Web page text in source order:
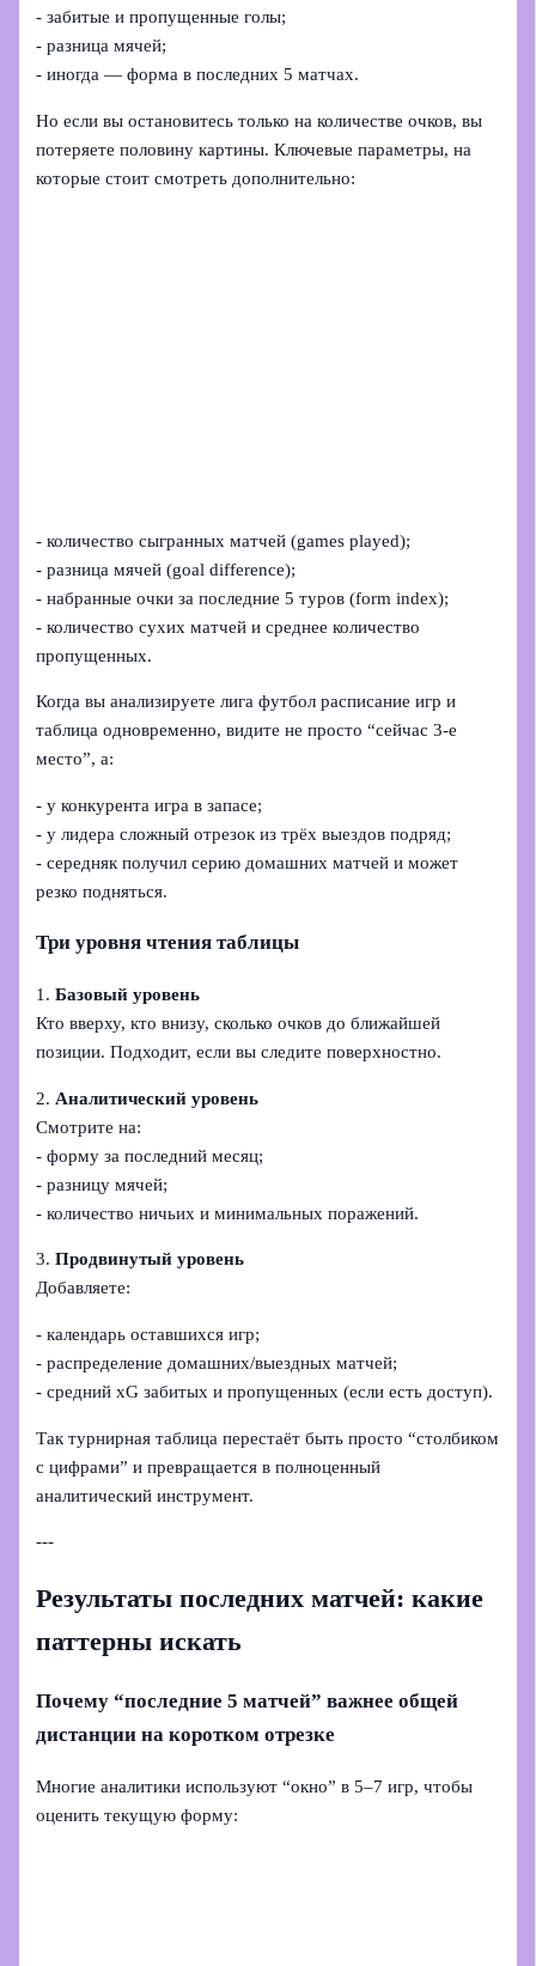
- забитые и пропущенные голы;
- разница мячей;
- иногда — форма в последних 5 матчах.
Но если вы остановитесь только на количестве очков, вы
потеряете половину картины. Ключевые параметры, на
которые стоит смотреть дополнительно:
- количество сыгранных матчей (games played);
- разница мячей (goal difference);
- набранные очки за последние 5 туров (form index);
- количество сухих матчей и среднее количество
пропущенных.
Когда вы анализируете лига футбол расписание игр и
таблица одновременно, видите не просто “сейчас 3‑е
место”, а:
- у конкурента игра в запасе;
- у лидера сложный отрезок из трёх выездов подряд;
- середняк получил серию домашних матчей и может
резко подняться.
Три уровня чтения таблицы
1.Базовый уровень
Кто вверху, кто внизу, сколько очков до ближайшей
позиции. Подходит, если вы следите поверхностно.
2. Аналитический уровень
Смотрите на:
- форму за последний месяц;
- разницу мячей;
- количество ничьих и минимальных поражений.
3.Продвинутый уровень
Добавляете:
- календарь оставшихся игр;
- распределение домашних/выездных матчей;
- средний xG забитых и пропущенных (если есть доступ).
Так турнирная таблица перестаёт быть просто “столбиком
с цифрами” и превращается в полноценный
аналитический инструмент.
---
Результаты последних матчей: какие
паттерны искать
Почему “последние 5 матчей” важнее общей
дистанции на коротком отрезке
Многие аналитики используют “окно” в 5–7 игр, чтобы
оценить текущую форму: